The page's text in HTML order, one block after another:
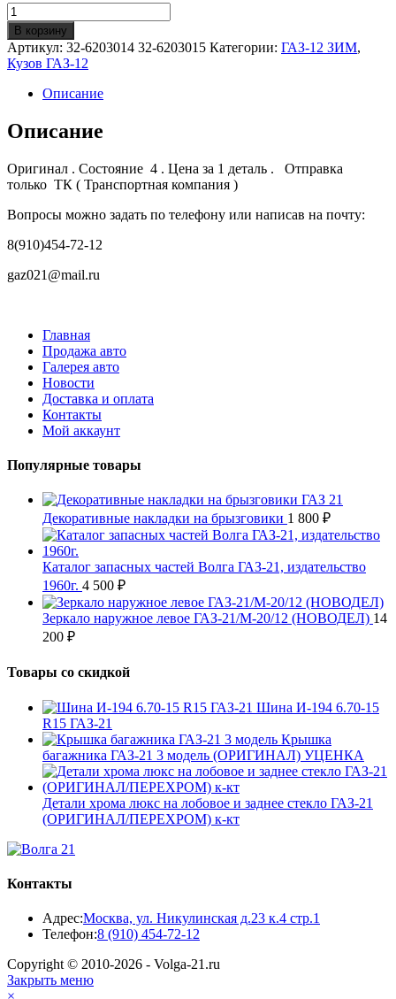
Количество
Рамка
окна
задней
двери
отделочная
(правая)
КОМИССИЯ
(ОРИГИНАЛ)
В корзину
Артикул: 32-6203014 32-6203015 Категории: ГАЗ-12 ЗИМ,
Кузов ГАЗ-12
Описание
Описание
Оригинал . Состояние 4 . Цена за 1 деталь . Отправка
только ТК ( Транспортная компания )
Вопросы можно задать по телефону или написав на почту:
8(910)454-72-12
gaz021@mail.ru
Главная
Продажа авто
Галерея авто
Новости
Доставка и оплата
Контакты
Мой аккаунт
Популярные товары
Декоративные накладки на брызговики 1 800 ₽
Каталог запасных частей Волга ГАЗ-21, издательство
1960г. 4 500 ₽
Зеркало наружное левое ГАЗ-21/М-20/12 (НОВОДЕЛ) 14
200 ₽
Товары со скидкой
Шина И-194 6.70-15
R15 ГАЗ-21
Крышка
багажника ГАЗ-21 3 модель (ОРИГИНАЛ) УЦЕНКА
Детали хрома люкс на лобовое и заднее стекло ГАЗ-21
(ОРИГИНАЛ/ПЕРЕХРОМ) к-кт
Контакты
Адрес:Москва, ул. Никулинская д.23 к.4 стр.1
Телефон:8 (910) 454-72-12
вашем
Copyright © 2010-2026 - Volga-21.ru
Закрыть меню
×